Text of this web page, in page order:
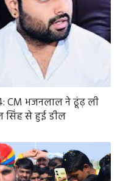
CM भजनलाल ने ढूंढ़ ली
सिंह से हुई डील